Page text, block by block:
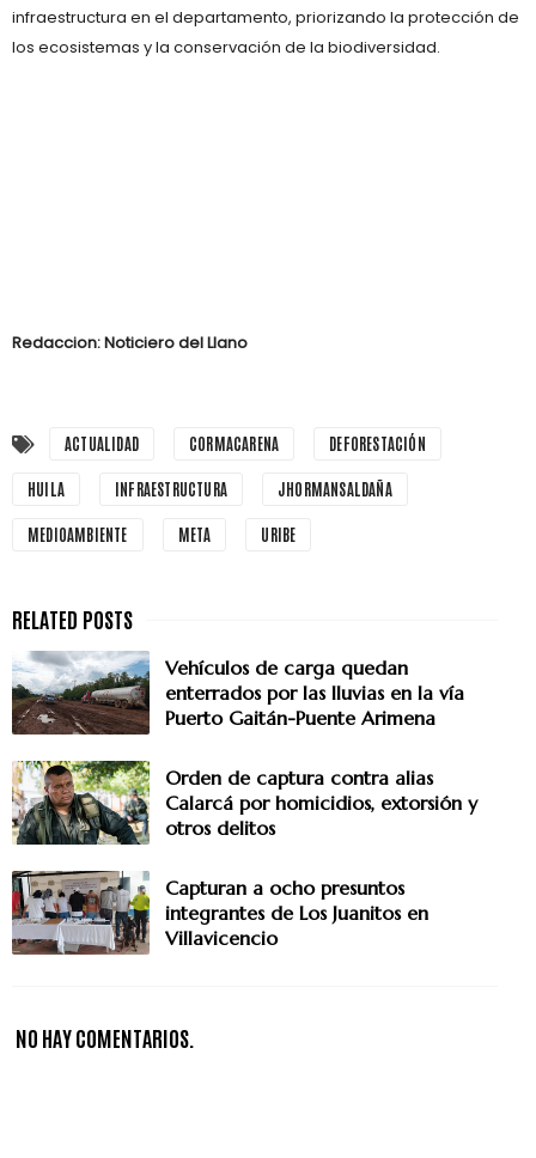
infraestructura en el departamento, priorizando la protección de
los ecosistemas y la conservación de la biodiversidad.
Redaccion: Noticiero del Llano
ACTUALIDAD CORMACARENA DEFORESTACIÓN
HUILA INFRAESTRUCTURA JHORMANSALDAÑA
MEDIOAMBIENTE META URIBE
Vehículos de carga quedan
enterrados por las lluvias en la vía
Puerto Gaitán-Puente Arimena
Orden de captura contra alias
Calarcá por homicidios, extorsión y
otros delitos
Capturan a ocho presuntos
integrantes de Los Juanitos en
Villavicencio
NO HAY COMENTARIOS.